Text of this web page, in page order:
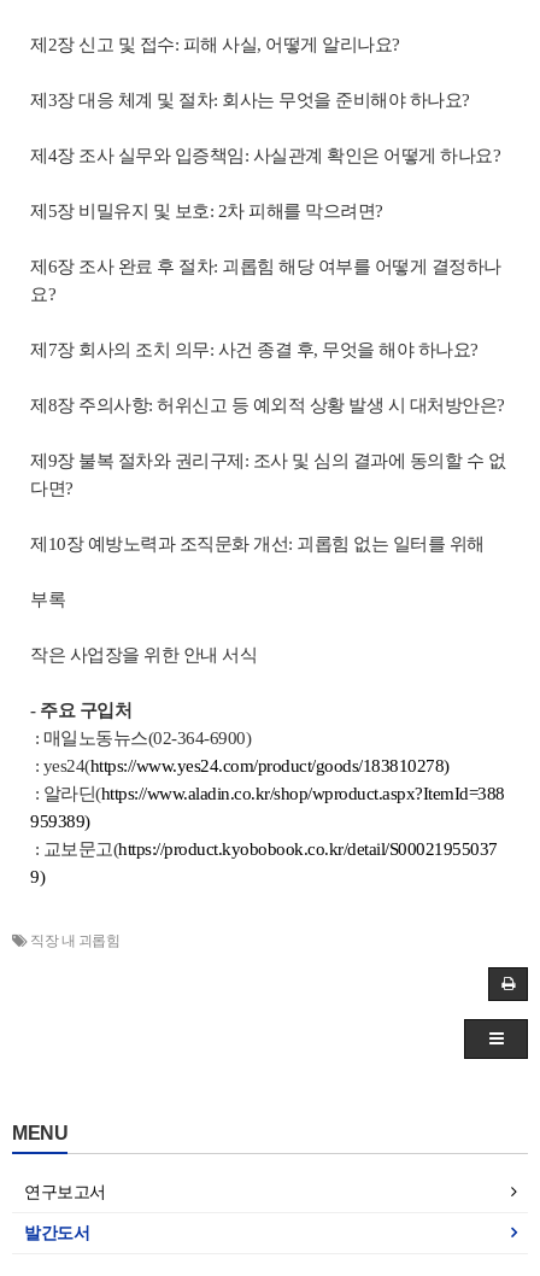
제2장 신고 및 접수: 피해 사실, 어떻게 알리나요?
제3장 대응 체계 및 절차: 회사는 무엇을 준비해야 하나요?
제4장 조사 실무와 입증책임: 사실관계 확인은 어떻게 하나요?
제5장 비밀유지 및 보호: 2차 피해를 막으려면?
제6장 조사 완료 후 절차: 괴롭힘 해당 여부를 어떻게 결정하나
요?
제7장 회사의 조치 의무: 사건 종결 후, 무엇을 해야 하나요?
제8장 주의사항: 허위신고 등 예외적 상황 발생 시 대처방안은?
제9장 불복 절차와 권리구제: 조사 및 심의 결과에 동의할 수 없
다면?
제10장 예방노력과 조직문화 개선: 괴롭힘 없는 일터를 위해
부록
작은 사업장을 위한 안내 서식
- 주요 구입처
: 매일노동뉴스(02-364-6900)
: yes24(https://www.yes24.com/product/goods/183810278)
: 알라딘(https://www.aladin.co.kr/shop/wproduct.aspx?ItemId=388
959389)
: 교보문고(https://product.kyobobook.co.kr/detail/S00021955037
9)
직장 내 괴롭힘
MENU
연구보고서
발간도서